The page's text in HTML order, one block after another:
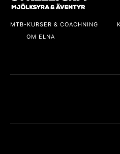
MTB-KURSER & COACHNING
OM ELNA